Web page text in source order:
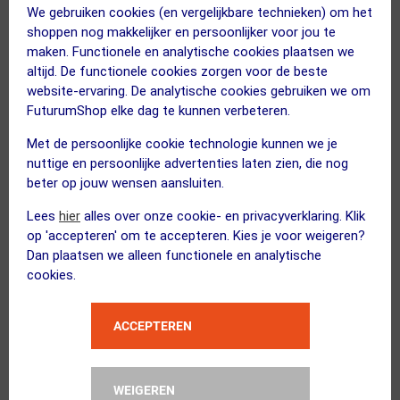
We gebruiken cookies (en vergelijkbare technieken) om het
shoppen nog makkelijker en persoonlijker voor jou te
maken. Functionele en analytische cookies plaatsen we
altijd. De functionele cookies zorgen voor de beste
website-ervaring. De analytische cookies gebruiken we om
FuturumShop elke dag te kunnen verbeteren.
Met de persoonlijke cookie technologie kunnen we je
nuttige en persoonlijke advertenties laten zien, die nog
beter op jouw wensen aansluiten.
Lees hier alles over onze cookie- en privacyverklaring. Klik
op 'accepteren' om te accepteren. Kies je voor weigeren?
Dan plaatsen we alleen functionele en analytische
cookies.
ACCEPTEREN
WEIGEREN
Sportful
Tempo Fietsjack Roze Dames
Kies je maat
FUTURUM
4 SEASONS Merino Fietssokken...